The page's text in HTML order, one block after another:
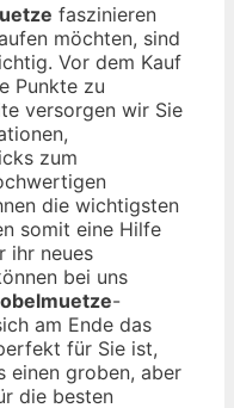
faszinieren
möchten, sind
Vor dem Kauf
Punkte zu
versorgen wir Sie
zum
die wichtigsten
somit eine Hilfe
ihr neues
bei uns
-
am Ende das
für Sie ist,
einen groben, aber
die besten